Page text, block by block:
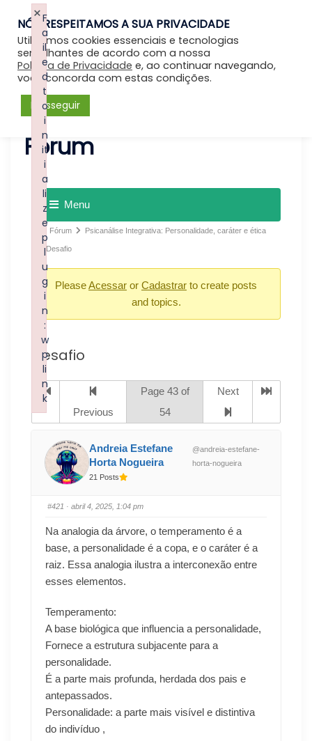
Entrar
Forum
Menu
Fórum Psicanálise Integrativa: Personalidade, caráter e ética
Desafio
PleaseAcessar or Cadastrar to create posts
and topics.
Desafio
Previous
Page 43 of
54
Next
Andreia Estefane
Horta Nogueira
@andreia-estefane-
horta-nogueira
21 Posts
#421 · abril 4, 2025, 1:04 pm
Na analogia da árvore, o temperamento é a
base, a personalidade é a copa, e o caráter é a
raiz. Essa analogia ilustra a interconexão entre
esses elementos.
Temperamento:
A base biológica que influencia a personalidade,
Fornece a estrutura subjacente para a
personalidade.
É a parte mais profunda, herdada dos pais e
antepassados.
Personalidade: a parte mais visível e distintiva
do indivíduo ,
NÓS RESPEITAMOS A SUA PRIVACIDADE
Utilizamos cookies essenciais e tecnologias
semelhantes de acordo com a nossa
Política de Privacidade e, ao continuar navegando,
você concorda com estas condições.
Prosseguir
F
a
il
e
d
t
o
i
n
it
i
a
li
z
e
p
l
u
g
i
n
:
w
p
li
n
k
×
Failed to initialize plugin: wplink